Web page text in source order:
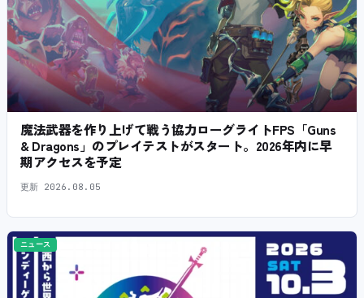
魔法武器を作り上げて戦う協力ローグライトFPS「Guns
& Dragons」のプレイテストがスタート。2026年内に早
期アクセスを予定
更新 2026.08.05
ニュース